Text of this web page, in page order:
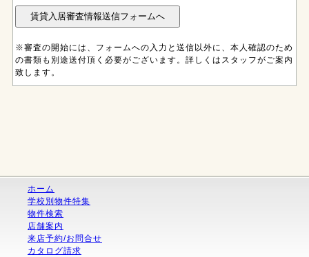
※審査の開始には、フォームへの入力と送信以外に、本人確認のため
の書類も別途送付頂く必要がございます。詳しくはスタッフがご案内
致します。
ホーム
学校別物件特集
物件検索
店舗案内
来店予約/お問合せ
カタログ請求